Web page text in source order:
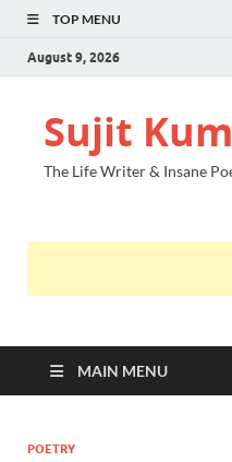
TOP MENU
August 9, 2026
Sujit
The Life Writer & Insane
MAIN MENU
POETRY